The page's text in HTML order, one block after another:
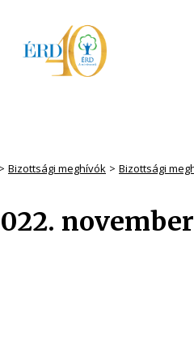
Bizottsági meghívók
Bizottsági